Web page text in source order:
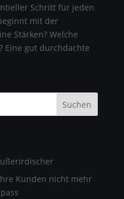
Schritt für jeden
mit der
Stärken? Welche
Eine gut durchdachte
Suchen
Kunden nicht mehr